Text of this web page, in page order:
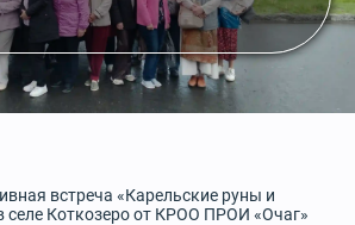
встреча «Карельские руны и
селе Коткозеро от КРОО ПРОИ «Очаг»